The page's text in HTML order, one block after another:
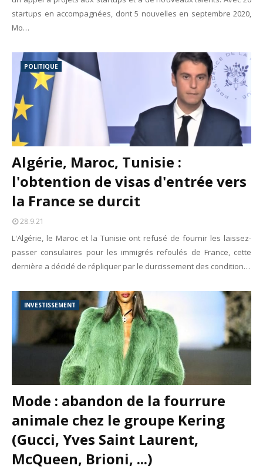
startups en accompagnées, dont 5 nouvelles en septembre 2020,
Mo…
POLITIQUE
Algérie, Maroc, Tunisie :
l'obtention de visas d'entrée vers
la France se durcit
28.9.21
L'Algérie, le Maroc et la Tunisie ont refusé de fournir les laissez-
passer consulaires pour les immigrés refoulés de France, cette
dernière a décidé de répliquer par le durcissement des condition…
INVESTISSEMENT
Mode : abandon de la fourrure
animale chez le groupe Kering
(Gucci, Yves Saint Laurent,
McQueen, Brioni, ...)